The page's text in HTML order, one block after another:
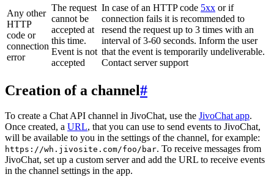
Any other
HTTP
code or
connection
error
The request
cannot be
accepted at
this time.
Event is not
accepted
In case of an HTTP code 5xx or if
connection fails it is recommended to
resend the request up to 3 times with an
interval of 3-60 seconds. Inform the user
that the event is temporarily undeliverable.
Contact server support
Creation of a channel#
To create a Chat API channel in JivoChat, use the JivoChat app.
Once created, a URL, that you can use to send events to JivoChat,
will be available to you in the settings of the channel, for example:
https://wh.jivosite.com/foo/bar. To receive messages from
JivoChat, set up a custom server and add the URL to receive events
in the channel settings in the app.